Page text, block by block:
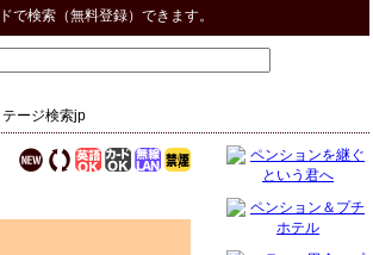
で検索（無料登録）できます。
ージ検索jp